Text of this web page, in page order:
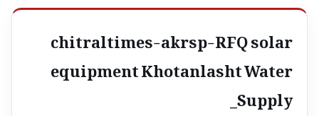
chitraltimes-akrsp-RFQ solar
equipment Khotanlasht Water
Supply_